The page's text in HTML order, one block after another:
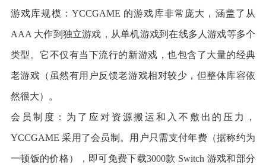
游戏库规模：YCCGAME 的游戏库非常庞大，涵盖了从
AAA 大作到独立游戏，从单机游戏到在线多人游戏等多个
类型。它不仅有当下流行的新游戏，也包含了大量的经典
老游戏（虽然有用户反馈老游戏相对较少，但整体库容依
然很大）。
会员制度：为了应对资源搬运和入不敷出的压力，
YCCGAME 采用了会员制。用户只需支付年费（据称约为
一顿饭的价格），即可免费下载3000款 Switch 游戏和部分